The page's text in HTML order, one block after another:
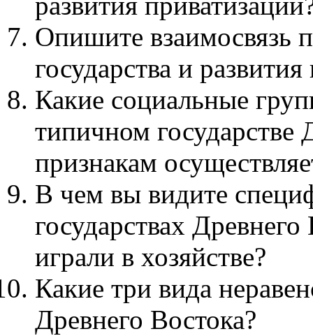
Опишите взаимосвязь
государства и развития
Какие социальные
типичном государстве
признакам
В чем вы видите
государствах
играли в хозяйстве?
Какие три вида
Древнего Востока?